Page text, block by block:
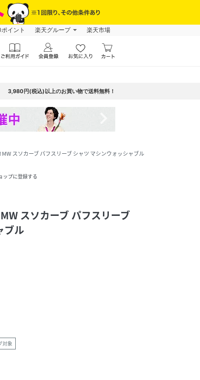
イント 楽天グループ 楽天市場
3,980円(税込)以上のお買い物で送料無料！
MW スソカーブ パフスリーブ シャツ マシンウォッシャブル
ップに登録する
スソカーブ パフスリーブ
ブル
対象